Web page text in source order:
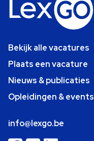
Bekijk alle vacatures
Plaats een vacature
Nieuws & publicaties
Opleidingen & events
info@lexgo.be